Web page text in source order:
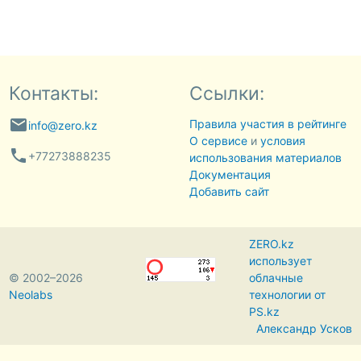
Контакты:
emailinfo@zero.kz
phone +77273888235
Ссылки:
Правила участия в рейтинге
О сервисеи условия
использования материалов
Документация
Добавить сайт
© 2002–2026
Neolabs
ZERO.kz
использует
облачные
технологии от
PS.kz
Александр Усков